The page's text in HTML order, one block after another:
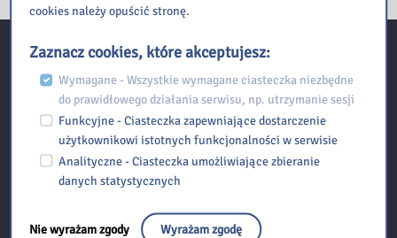
Biblioteka Pedagogiczna w Radomiu Filia w Zwoleniu
ul. Kościuszki 39, 26-700 Zwoleń,
zwolen@bp.radom.pl
cookies należy opuścić stronę.
Zaznacz cookies, które akceptujesz:
Wymagane - Wszystkie wymagane ciasteczka niezbędne
do prawidłowego działania serwisu, np. utrzymanie sesji
Funkcyjne - Ciasteczka zapewniające dostarczenie
użytkownikowi istotnych funkcjonalności w serwisie
Analityczne - Ciasteczka umożliwiające zbieranie
danych statystycznych
Nie wyrażam zgody Wyrażam zgodę